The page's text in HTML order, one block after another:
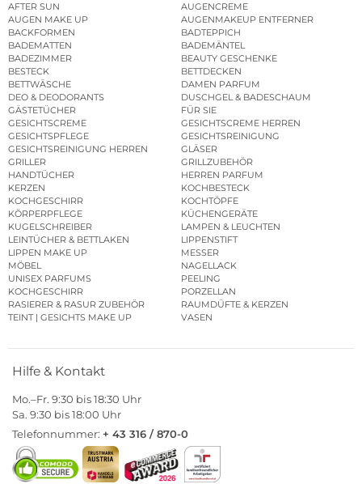
AFTER SUN
AUGENCREME
AUGEN MAKE UP
AUGENMAKEUP ENTFERNER
BACKFORMEN
BADTEPPICH
BADEMATTEN
BADEMÄNTEL
BADEZIMMER
BEAUTY GESCHENKE
BESTECK
BETTDECKEN
BETTWÄSCHE
DAMEN PARFUM
DEO & DEODORANTS
DUSCHGEL & BADESCHAUM
GÄSTETÜCHER
FÜR SIE
GESICHTSCREME
GESICHTSCREME HERREN
GESICHTSPFLEGE
GESICHTSREINIGUNG
GESICHTSREINIGUNG HERREN
GLÄSER
GRILLER
GRILLZUBEHÖR
HANDTÜCHER
HERREN PARFUM
KERZEN
KOCHBESTECK
KOCHGESCHIRR
KOCHTÖPFE
KÖRPERPFLEGE
KÜCHENGERÄTE
KUGELSCHREIBER
LAMPEN & LEUCHTEN
LEINTÜCHER & BETTLAKEN
LIPPENSTIFT
LIPPEN MAKE UP
MESSER
MÖBEL
NAGELLACK
UNISEX PARFUMS
PEELING
KOCHGESCHIRR
PORZELLAN
RASIERER & RASUR ZUBEHÖR
RAUMDÜFTE & KERZEN
TEINT | GESICHTS MAKE UP
VASEN
Hilfe & Kontakt
Mo.–Fr. 9:30 bis 18:30 Uhr
Sa. 9:30 bis 18:00 Uhr
Telefonnummer: + 43 316 / 870-0